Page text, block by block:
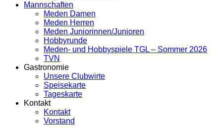
Mannschaften
Meden Damen
Meden Herren
Meden Juniorinnen/Junioren
Hobbyrunde
Meden- und Hobbyspiele TGL – Sommer 2026
TVN
Gastronomie
Unsere Clubwirte
Speisekarte
Tageskarte
Kontakt
Kontakt
Vorstand